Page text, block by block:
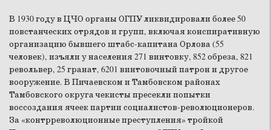
В 1930 году в ЦЧО органы ОГПУ ликвидировали более 50
повстанческих отрядов и групп, включая конспиративную
организацию бывшего штабс-капитана Орлова (55
человек), изъяли у населения 271 винтовку, 852 обреза, 821
револьвер, 25 гранат, 6201 винтовочный патрон и другое
вооружение. В Пичаевском и Тамбовском районах
Тамбовского округа чекисты пресекли попытки
воссоздания ячеек партии социалистов-революционеров.
За «контрреволюционные преступления» тройкой